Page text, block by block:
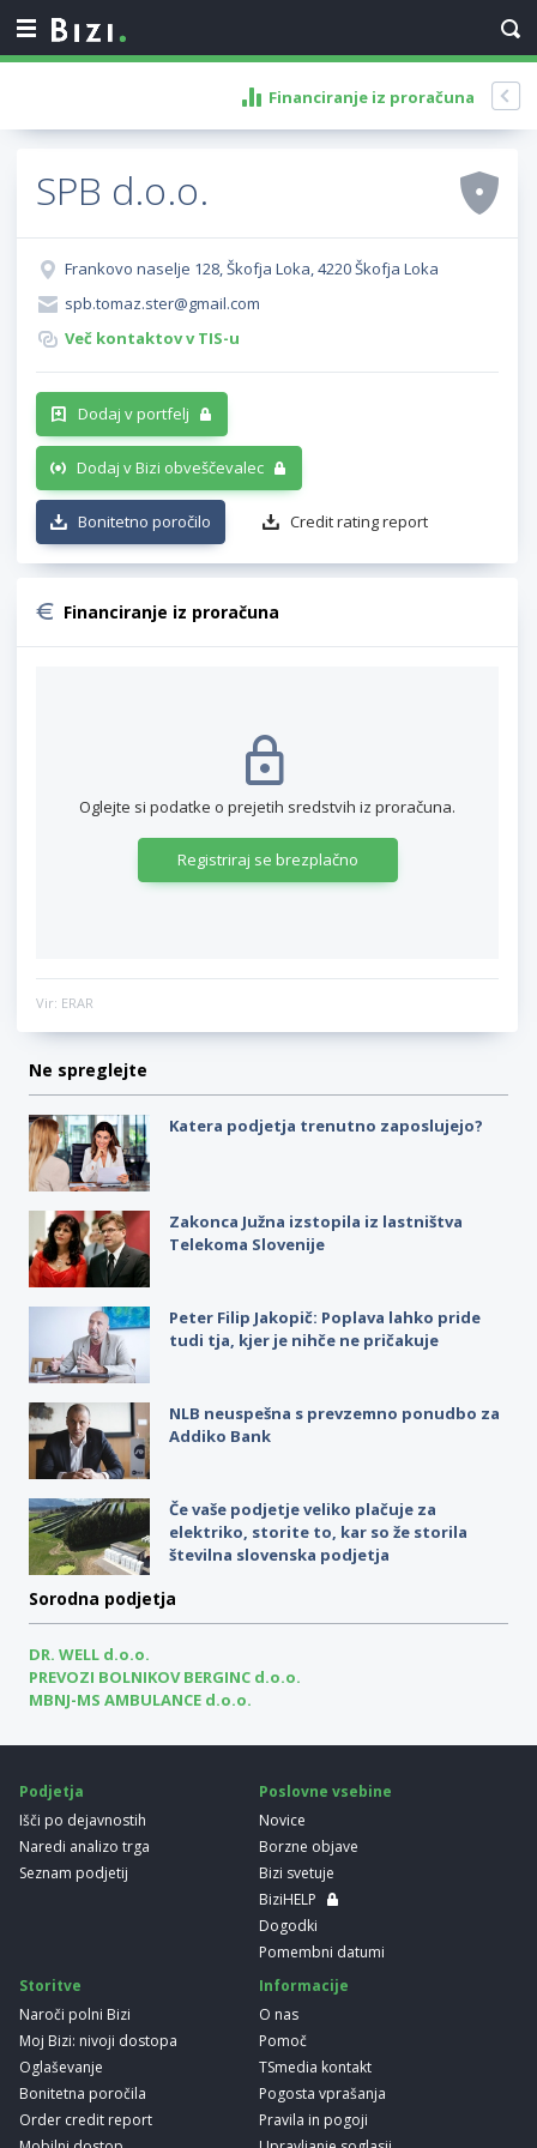
Financiranje iz proračuna
SPB d.o.o.
Frankovo naselje 128, Škofja Loka, 4220 Škofja Loka
spb.tomaz.ster@gmail.com
Več kontaktov v TIS-u
Dodaj v portfelj
Dodaj v Bizi obveščevalec
Bonitetno poročilo Credit rating report
Financiranje iz proračuna
Oglejte si podatke o prejetih sredstvih iz proračuna.
Registriraj se brezplačno
Vir: ERAR
Ne spreglejte
Katera podjetja trenutno zaposlujejo?
Zakonca Južna izstopila iz lastništva
Telekoma Slovenije
Peter Filip Jakopič: Poplava lahko pride
tudi tja, kjer je nihče ne pričakuje
NLB neuspešna s prevzemno ponudbo za
Addiko Bank
Če vaše podjetje veliko plačuje za
elektriko, storite to, kar so že storila
številna slovenska podjetja
Sorodna podjetja
DR. WELL d.o.o.
PREVOZI BOLNIKOV BERGINC d.o.o.
MBNJ-MS AMBULANCE d.o.o.
Podjetja
Išči po dejavnostih
Naredi analizo trga
Seznam podjetij
Poslovne vsebine
Novice
Borzne objave
Bizi svetuje
BiziHELP
Dogodki
Pomembni datumi
Storitve
Naroči polni Bizi
Moj Bizi: nivoji dostopa
Oglaševanje
Bonitetna poročila
Order credit report
Informacije
O nas
Pomoč
TSmedia kontakt
Pogosta vprašanja
Pravila in pogoji